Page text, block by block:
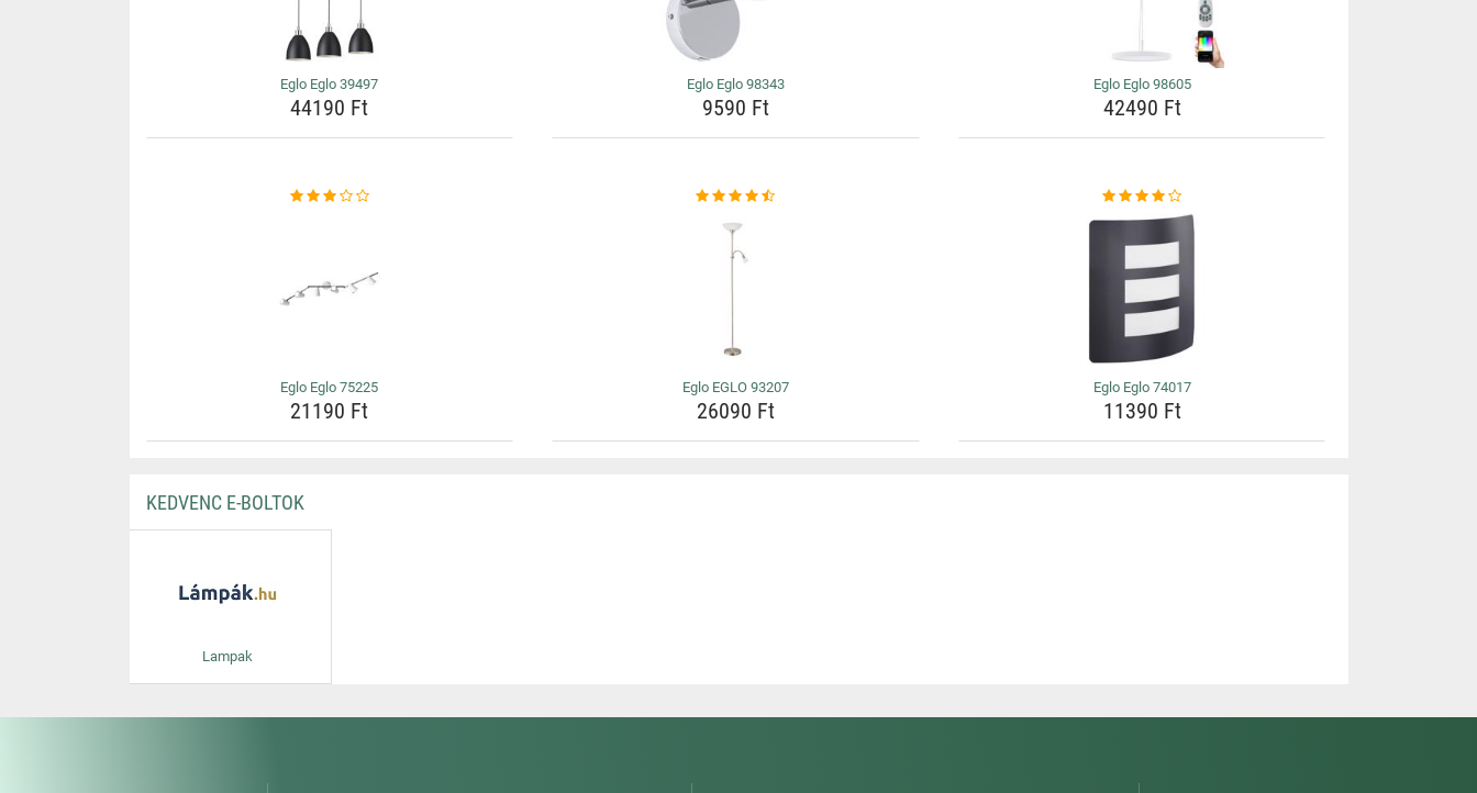
Eglo Eglo 39497
44190 Ft
Eglo Eglo 98343
9590 Ft
Eglo Eglo 98605
42490 Ft
Eglo Eglo 75225
21190 Ft
Eglo EGLO 93207
26090 Ft
Eglo Eglo 74017
11390 Ft
KEDVENC E-BOLTOK
Lampak